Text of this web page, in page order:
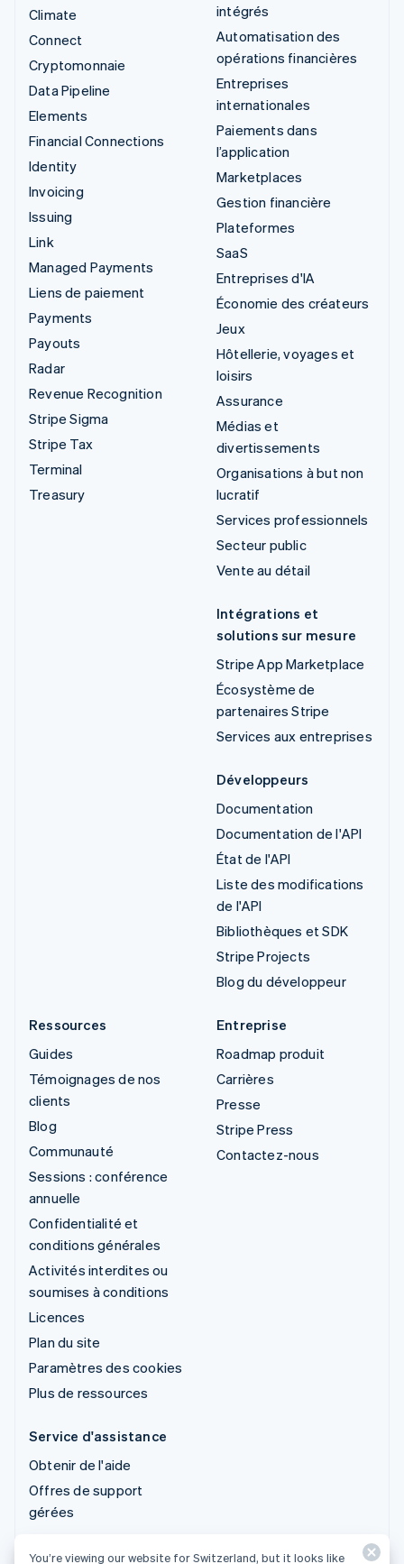
Climate
Connect
Cryptomonnaie
Data Pipeline
Elements
Financial Connections
Identity
Invoicing
Issuing
Link
Managed Payments
Liens de paiement
Payments
Payouts
Radar
Revenue Recognition
Stripe Sigma
Stripe Tax
Terminal
Treasury
intégrés
Automatisation des
opérations financières
Entreprises
internationales
Paiements dans
l’application
Marketplaces
Gestion financière
Plateformes
SaaS
Entreprises d'IA
Économie des créateurs
Jeux
Hôtellerie, voyages et
loisirs
Assurance
Médias et
divertissements
Organisations à but non
lucratif
Services professionnels
Secteur public
Vente au détail
Intégrations et
solutions sur mesure
Stripe App Marketplace
Écosystème de
partenaires Stripe
Services aux entreprises
Développeurs
Documentation
Documentation de l'API
État de l'API
Liste des modifications
de l'API
Bibliothèques et SDK
Stripe Projects
Blog du développeur
Ressources
Guides
Témoignages de nos
clients
Blog
Communauté
Sessions : conférence
annuelle
Confidentialité et
conditions générales
Activités interdites ou
soumises à conditions
Licences
Plan du site
Paramètres des cookies
Plus de ressources
Entreprise
Roadmap produit
Carrières
Presse
Stripe Press
Contactez-nous
Service d'assistance
Obtenir de l'aide
Offres de support
gérées
© 2026 Stripe, LLC
You’re viewing our website for Switzerland, but it looks like